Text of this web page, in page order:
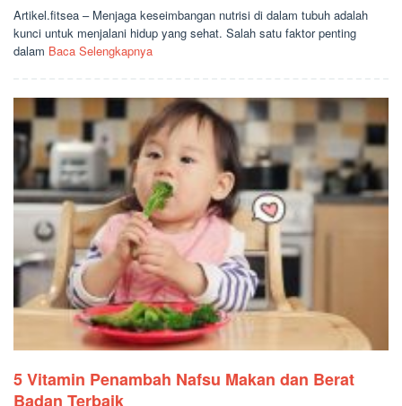
Artikel.fitsea – Menjaga keseimbangan nutrisi di dalam tubuh adalah
kunci untuk menjalani hidup yang sehat. Salah satu faktor penting
dalam Baca Selengkapnya
5 Vitamin Penambah Nafsu Makan dan Berat
Badan Terbaik